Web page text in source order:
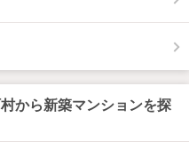
から新築マンションを探